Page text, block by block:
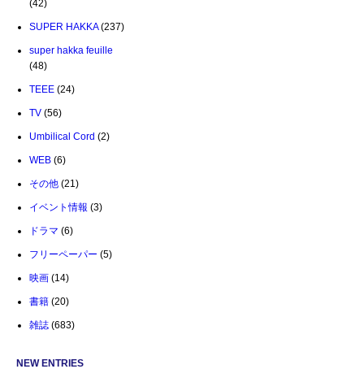
(42)
SUPER HAKKA(237)
super hakka feuille
(48)
TEEE (24)
TV (56)
Umbilical Cord (2)
WEB (6)
その他 (21)
イベント情報 (3)
ドラマ (6)
フリーペーパー (5)
映画 (14)
書籍 (20)
雑誌 (683)
NEW ENTRIES